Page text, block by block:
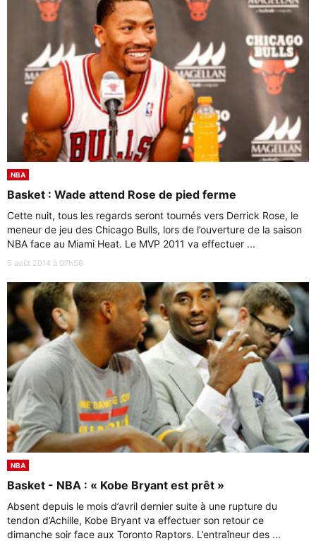
NBA
Basket : Wade attend Rose de pied ferme
Cette nuit, tous les regards seront tournés vers Derrick Rose, le
meneur de jeu des Chicago Bulls, lors de l’ouverture de la saison
NBA face au Miami Heat. Le MVP 2011 va effectuer ...
5 août 2014 à 07h56
NBA
Basket - NBA : « Kobe Bryant est prêt »
Absent depuis le mois d’avril dernier suite à une rupture du
tendon d’Achille, Kobe Bryant va effectuer son retour ce
dimanche soir face aux Toronto Raptors. L’entraîneur des ...